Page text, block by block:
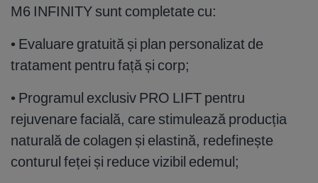
M6 INFINITY sunt completate cu:
• Evaluare gratuită și plan personalizat de
tratament pentru față și corp;
• Programul exclusiv PRO LIFT pentru
rejuvenare facială, care stimulează producția
naturală de colagen și elastină, redefinește
conturul feței și reduce vizibil edemul;